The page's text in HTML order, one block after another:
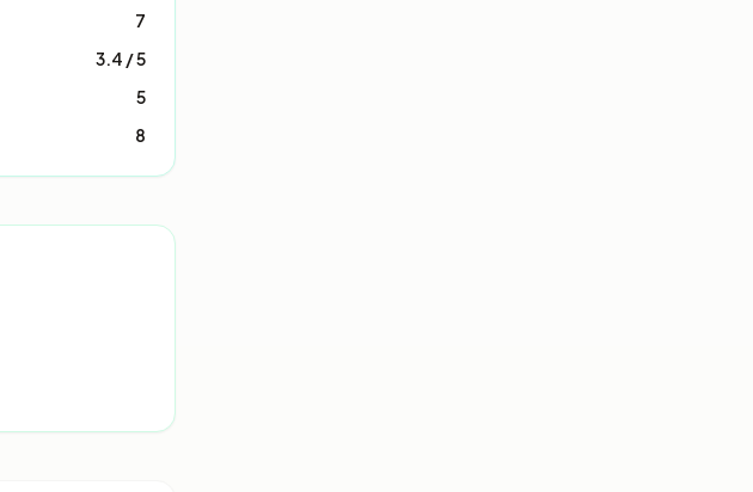
7
3.4 / 5
5
8